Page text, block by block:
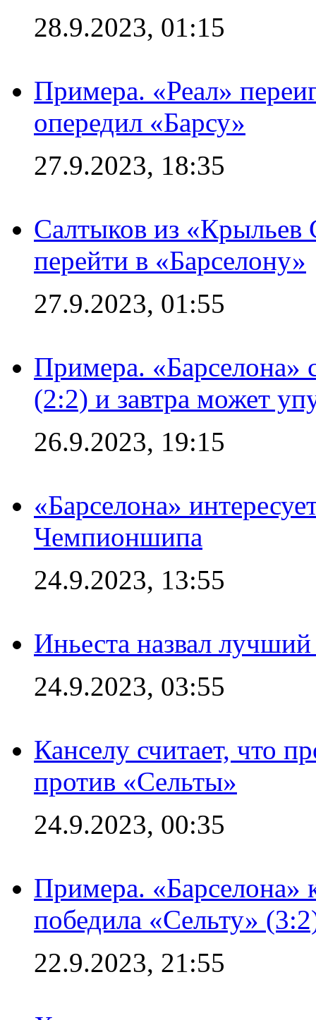
28.9.2023, 01:15
Примера. «Реал»
опередил «Барсу»
27.9.2023, 18:35
Салтыков из «Крыльев
перейти в «Барселону»
27.9.2023, 01:55
Примера. «Барселона»
(2:2) и завтра может
26.9.2023, 19:15
«Барселона»
Чемпионшипа
24.9.2023, 13:55
Иньеста назвал
24.9.2023, 03:55
Канселу считает, что
против «Сельты»
24.9.2023, 00:35
Примера. «Барселона»
победила «Сельту»
22.9.2023, 21:55